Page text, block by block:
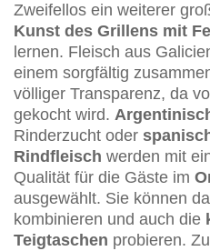
Zweifellos ein weiterer
Kunst des Grillens mit
lernen. Fleisch aus
einem sorgfältig
völliger Transparenz, da
gekocht wird.
Rinderzucht oder
Rindfleisch werden mit
Qualität für die Gäste im
ausgewählt. Sie können
kombinieren und auch die
Teigtaschen probieren.